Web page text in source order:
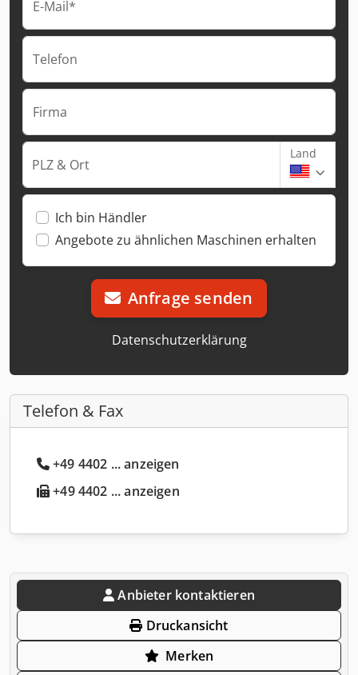
E-Mail*
Telefon
Firma
PLZ & Ort
Land
Ich bin Händler
Angebote zu ähnlichen Maschinen erhalten
Anfrage senden
Datenschutzerklärung
Telefon & Fax
+49 4402 ... anzeigen
+49 4402 ... anzeigen
Anbieter kontaktieren
Druckansicht
Merken